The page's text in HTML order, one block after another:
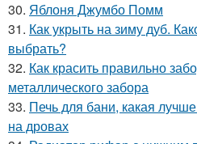
30. Яблоня Джумбо Помм
31. Как укрыть на зиму дуб.
выбрать?
32. Как красить правильно
металлического забора
33. Печь для бани, какая
на дровах